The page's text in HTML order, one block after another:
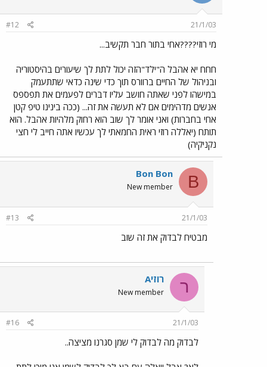
21/1/03
#12
מי רוזי????אחי בתור חבר תקשיב...
חחח יא אהבל ה"ילד"הזה יכול לתת לך שיעורים בהיסטוריה
ובניהול של החיים ברוורס תוך כדי שינה כדאי שתתעמק
במישהו לפני שאתה חושב עליו דברים לפעמים את תפספס
אנשים מדהימים אם לא תעשה את זה... (ככה בינינו טיפ קטן
אחי בחברות) ואני אומר לך שוב הוא רחוק מלהיות אהבל. הוא
תותח (יאללה רוזי ראית החמאתי לך עכשיו אתה חייב לי חצי
נקניקיה)
B
Bon Bon
New member
21/1/03
#13
מבטיח לבדוק את זה שוב
ר רוזיA
New member
21/1/03
#16
לבדוק מה לבדוק לי שמן סגרנו מציצה..